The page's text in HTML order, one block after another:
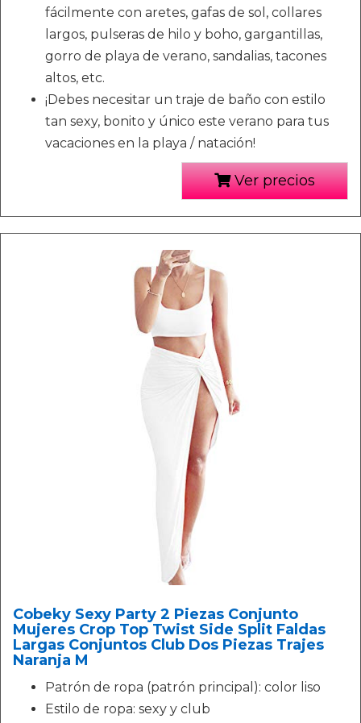
fácilmente con aretes, gafas de sol, collares
largos, pulseras de hilo y boho, gargantillas,
gorro de playa de verano, sandalias, tacones
altos, etc.
¡Debes necesitar un traje de baño con estilo
tan sexy, bonito y único este verano para tus
vacaciones en la playa / natación!
Ver precios
Cobeky Sexy Party 2 Piezas Conjunto
Mujeres Crop Top Twist Side Split Faldas
Largas Conjuntos Club Dos Piezas Trajes
Naranja M
Patrón de ropa (patrón principal): color liso
Estilo de ropa: sexy y club